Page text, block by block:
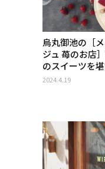
烏丸御池の［
ジュ 苺のお店
のスイーツを
2024.4.19